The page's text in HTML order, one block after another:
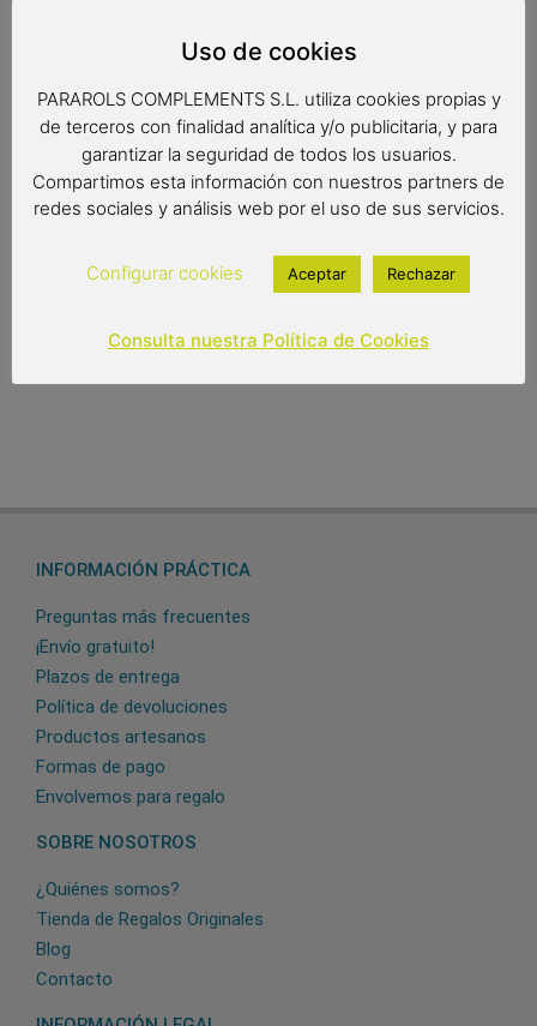
Imprescindible para los amantes del motor y los
calidad a un gran precio. No dude en adquirir esta pequeña
joya.
Medidas:
32x13x14 cms
Out of stock
INFORMACIÓN PRÁCTICA
Preguntas más frecuentes
¡Envío gratuito!
Plazos de entrega
Política de devoluciones
Productos artesanos
Formas de pago
Envolvemos para regalo
SOBRE NOSOTROS
¿Quiénes somos?
Tienda de Regalos Originales
Blog
Contacto
Uso de cookies
PARAROLS COMPLEMENTS S.L. utiliza cookies propias y
de terceros con finalidad analítica y/o publicitaria, y para
garantizar la seguridad de todos los usuarios.
Compartimos esta información con nuestros partners de
redes sociales y análisis web por el uso de sus servicios.
Configurar cookies Aceptar Rechazar
Consulta nuestra Política de Cookies